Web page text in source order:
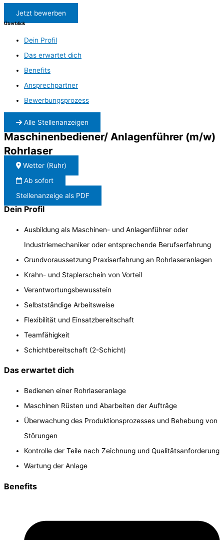
Jetzt bewerben
Überblick
Dein Profil
Das erwartet dich
Benefits
Ansprechpartner
Bewerbungsprozess
Alle Stellenanzeigen
Maschinenbediener/ Anlagenführer (m/w)
Rohrlaser
Wetter (Ruhr)
Ab sofort
Stellenanzeige als PDF
Dein Profil
Ausbildung als Maschinen- und Anlagenführer oder
Industriemechaniker oder entsprechende Berufserfahrung
Grundvoraussetzung Praxiserfahrung an Rohrlaseranlagen
Krahn- und Staplerschein von Vorteil
Verantwortungsbewusstein
Selbstständige Arbeitsweise
Flexibilität und Einsatzbereitschaft
Teamfähigkeit
Schichtbereitschaft (2-Schicht)
Das erwartet dich
Bedienen einer Rohrlaseranlage
Maschinen Rüsten und Abarbeiten der Aufträge
Überwachung des Produktionsprozesses und Behebung von
Störungen
Kontrolle der Teile nach Zeichnung und Qualitätsanforderung
Wartung der Anlage
Benefits